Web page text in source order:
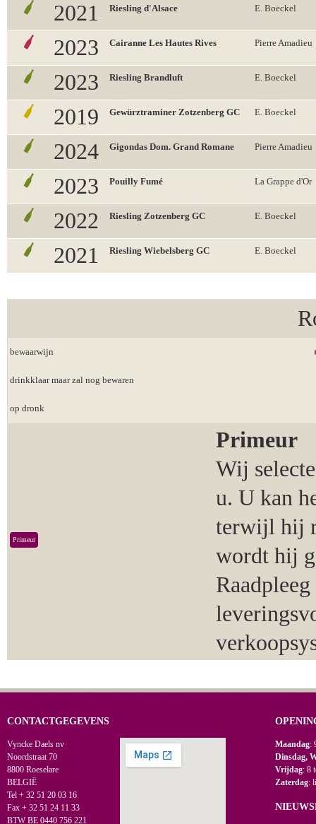
2021 Riesling d'Alsace E. Boeckel
2023 Cairanne Les Hautes Rives Pierre Amadieu
2023 Riesling Brandluft E. Boeckel
2019 Gewürztraminer Zotzenberg GC E. Boeckel
2024 Gigondas Dom. Grand Romane Pierre Amadieu
2023 Pouilly Fumé La Grappe d'Or
2022 Riesling Zotzenberg GC E. Boeckel
2021 Riesling Wiebelsberg GC E. Boeckel
bewaarwijn
drinkklaar maar zal nog bewaren
op dronk
Primeur
Primeur
Wij
u. U kan
terwijl hij
wordt hij
CONTACTGEGEVENS
Vyncke Daels nv
Noordstraat 70
8800 Roeselare
BELGIË
Tel + 32 51 20 03 16
Fax + 32 51 24 11 33
BTW BE 0440 756 221
Maandag:
Dinsdag,
Vrijdag: 8
Zaterdag: